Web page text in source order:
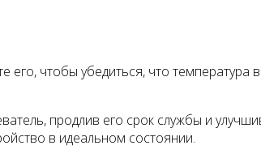
чтобы убедиться, что температура
продлив его срок службы и
в идеальном состоянии.